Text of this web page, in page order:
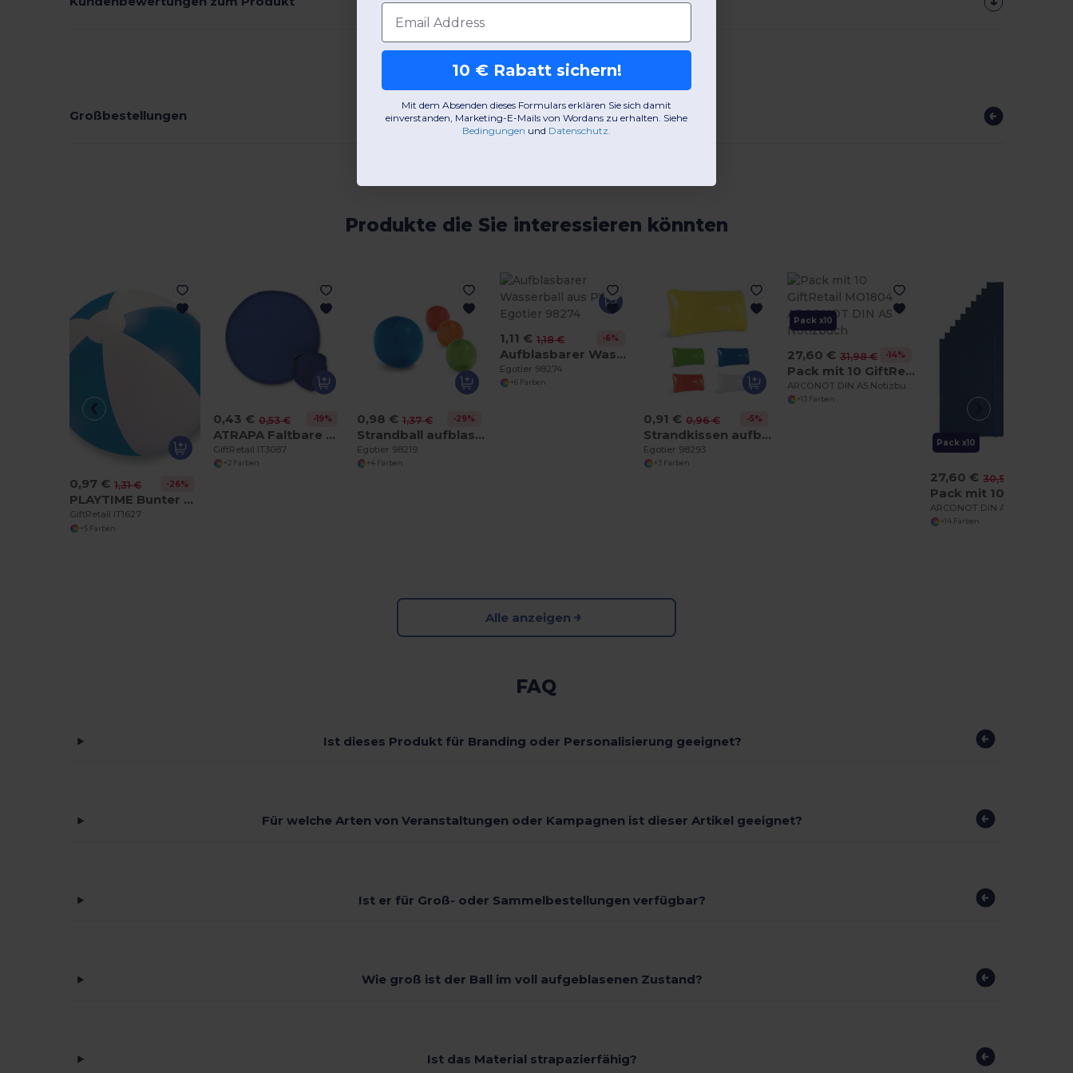
Großbestellungen
Produkte die Sie interessieren könnten
0,97 € 1,31 € -26%
PLAYTIME Bunter Strandball mit Streifen Ø23,5cm
GiftRetail IT1627
+5 Farben
0,43 € 0,53 € -19%
ATRAPA Faltbare Wurfscheibe
GiftRetail IT3087
+2 Farben
0,98 € 1,37 € -29%
Strandball aufblasbar aus lichtdurchlässigem PVC
Egotier 98219
+4 Farben
1,11 € 1,18 € -6%
Aufblasbarer Wasserball aus PVC
Egotier 98274
+6 Farben
0,91 € 0,96 € -5%
Strandkissen aufblasbar aus undurchsichtigem PVC
Egotier 98293
+3 Farben
Pack x10
27,60 € 31,98 € -14%
Pack mit 10 GiftRetail MO1804
+13 Farben
Pack x10
27,60 € 30,98 €
+14 Farben
Alle anzeigen
FAQ
Ist dieses Produkt für Branding oder Personalisierung geeignet?
Für welche Arten von Veranstaltungen oder Kampagnen ist dieser Artikel geeignet?
Ist er für Groß- oder Sammelbestellungen verfügbar?
Wie groß ist der Ball im voll aufgeblasenen Zustand?
Ist das Material strapazierfähig?
E-Mail-Adresse
10 € Rabatt sichern!
Mit dem Absenden dieses Formulars erklären Sie sich damit
einverstanden, Marketing-E-Mails von Wordans zu erhalten. Siehe
Bedingungen und Datenschutz.